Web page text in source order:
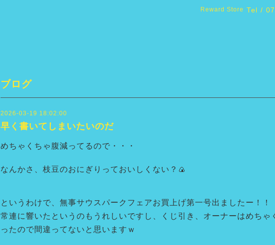
Reward Store Tel /
ブログ
2026-03-19 18:02:00
早く書いてしまいたいのだ
めちゃくちゃ腹減ってるので・・・
なんかさ、枝豆のおにぎりっておいしくない？🍙
というわけで、無事サウスパークフェアお買上げ第一号出ましたー！！
常連に響いたというのもうれしいですし、くじ引き、オーナーはめちゃ
ったので間違ってないと思いますｗ